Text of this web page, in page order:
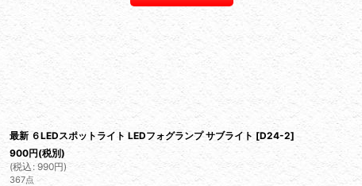
最新 ６LEDスポットライト LEDフォグランプ サブライト [D24-2]
900円(税別)
(税込 : 990円)
367点